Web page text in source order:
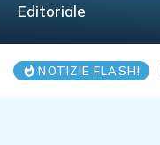
Editoriale
NOTIZIE FLASH!